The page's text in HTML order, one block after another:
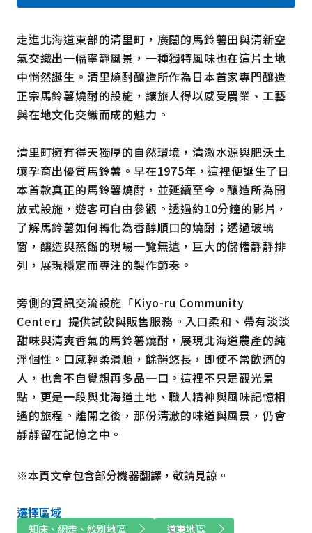
Cookie 政策
連結
語言
走進北海道東部的清里町，廣闊的馬鈴薯田與清新空
氣交織出一幅寧靜風景，一種獨特風味也在這片土地
中悄然誕生。清里燒酎釀造所作為日本首家專門釀造
正宗馬鈴薯燒酎的設施，讓旅人得以感受農業、工藝
與在地文化交織而成的魅力。
清里町擁有得天獨厚的自然環境，清澈水源與肥沃土
壤孕育出優質馬鈴薯。早在1975年，這裡便誕生了日
本首款真正的馬鈴薯燒酎，並延續至今。釀造所為開
放式設施，遊客可自由參觀。透過約10分鐘的影片，
了解馬鈴薯如何轉化為香醇順口的燒酎；透過玻璃
窗，釀造與蒸餾的現場一覽無遺，巨大的儲槽靜靜排
列，展現穩定而專注的製作節奏。
旁側的資訊交流設施「Kiyo-ru Community
Center」提供試飲與販售服務。入口柔和、帶有淡淡
甜味與清爽香氣的馬鈴薯燒酎，展現北海道農產的純
淨個性。口感輕柔滑順，餘韻悠長，即使不常飲酒的
人，也會不自覺想再多品一口。這裡不只是觀光景
點，更是一段與北海道土地、職人精神與風味記憶相
遇的旅程。離開之後，那份清澈的味道與風景，仍會
靜靜留在記憶之中。
※本頁文章包含部分機器翻譯，敬請見諒。
選擇區域
知床、網走、紋別地區 道東地區